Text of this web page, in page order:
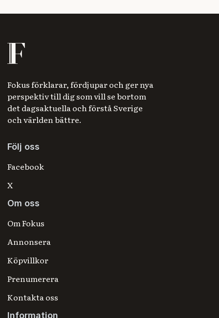
Fokus förklarar, fördjupar och ger nya
perspektiv till dig som vill se bortom
det dagsaktuella och förstå Sverige
och världen bättre.
Följ oss
Facebook
X
Om oss
Om Fokus
Annonsera
Köpvillkor
Prenumerera
Kontakta oss
Information